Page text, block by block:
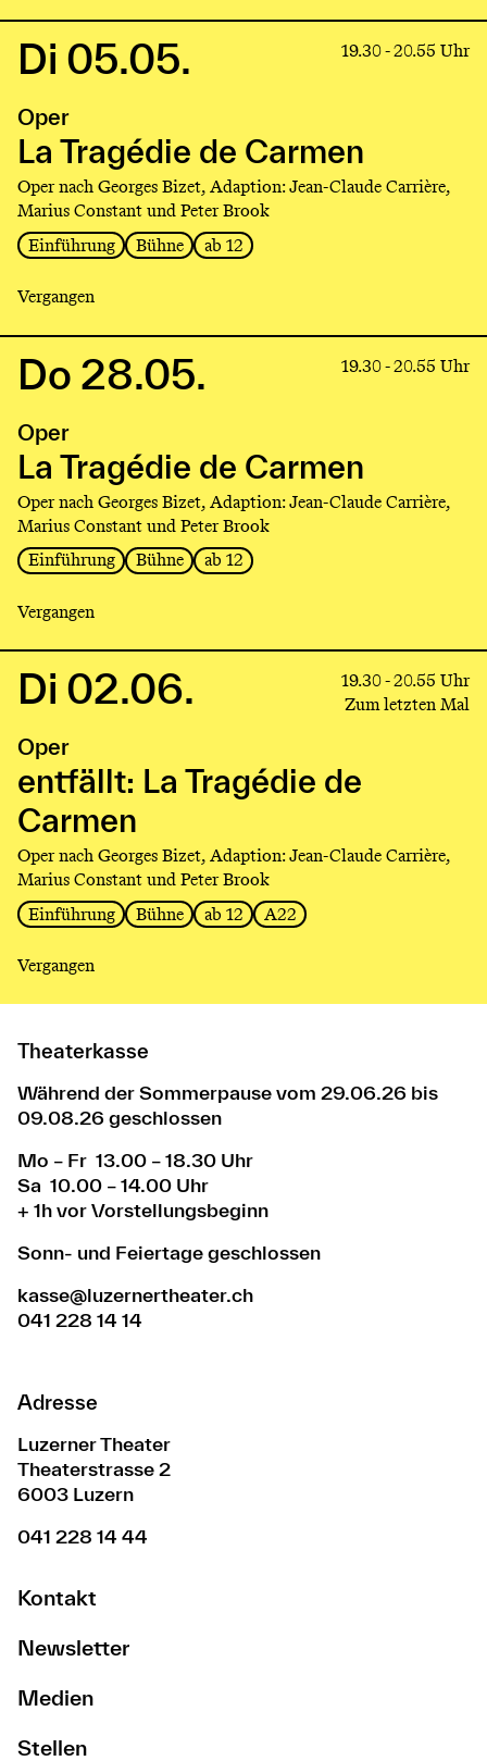
Link
Tragédie
Carmen
Di 05.05. 19.30 - 20.55 Uhr
Oper
La Tragédie de Carmen
Oper nach Georges Bizet, Adaption: Jean-Claude Carrière,
Marius Constant und Peter Brook
Einführung
Bühne ab 12
Vergangen
Link
Tragédie
Carmen
Do 28.05. 19.30 - 20.55 Uhr
Oper
La Tragédie de Carmen
Oper nach Georges Bizet, Adaption: Jean-Claude Carrière,
Marius Constant und Peter Brook
Einführung
Bühne ab 12
Vergangen
Link
entfällt:
Tragédie
Carmen
Di 02.06.
19.30 - 20.55 Uhr
Zum letzten Mal
Oper
entfällt: La Tragédie de
Carmen
Oper nach Georges Bizet, Adaption: Jean-Claude Carrière,
Marius Constant und Peter Brook
Einführung
Bühne ab 12 A22
Vergangen
Theaterkasse
Während der Sommerpause vom 29.06.26 bis
09.08.26 geschlossen
Mo – Fr 13.00 – 18.30 Uhr
Sa 10.00 – 14.00 Uhr
+ 1h vor Vorstellungsbeginn
Sonn- und Feiertage geschlossen
kasse@luzernertheater.ch
041 228 14 14
Adresse
Luzerner Theater
Theaterstrasse 2
6003 Luzern
041 228 14 44
Kontakt
Newsletter
Medien
Stellen